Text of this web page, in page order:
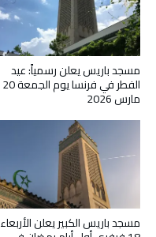
مسجد باريس يعلن رسمياً: عيد
الفطر في فرنسا يوم الجمعة 20
مارس 2026
مسجد باريس الكبير يعلن الأربعاء